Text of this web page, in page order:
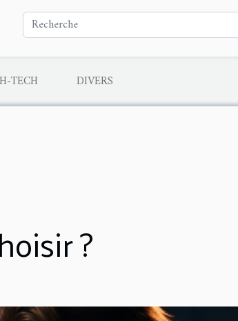
TECH DIVERS
?